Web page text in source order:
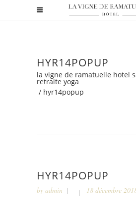
HYR14POPUP
la vigne de ramatuelle hotel
retraite yoga
/ hyr14popup
HYR14POPUP
by admin 18 décembre